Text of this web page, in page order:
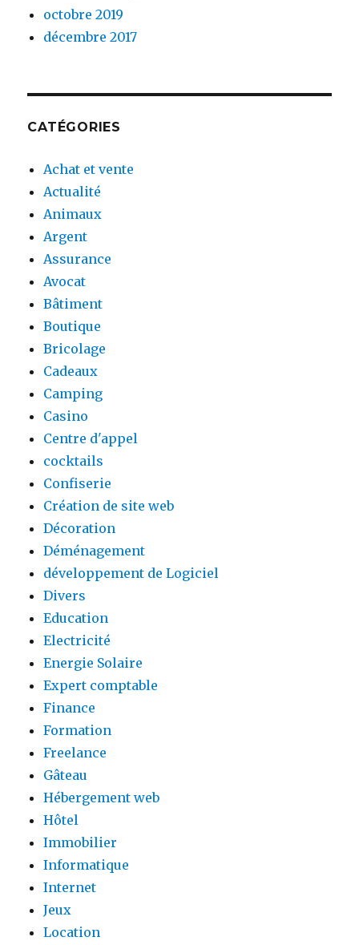
octobre 2019
décembre 2017
CATÉGORIES
Achat et vente
Actualité
Animaux
Argent
Assurance
Avocat
Bâtiment
Boutique
Bricolage
Cadeaux
Camping
Casino
Centre d'appel
cocktails
Confiserie
Création de site web
Décoration
Déménagement
développement de Logiciel
Divers
Education
Electricité
Energie Solaire
Expert comptable
Finance
Formation
Freelance
Gâteau
Hébergement web
Hôtel
Immobilier
Informatique
Internet
Jeux
Location